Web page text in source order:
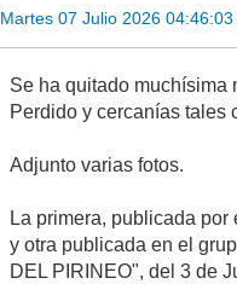
Martes 07 Julio 2026 04:46:03
Se ha quitado muchísima
Perdido y cercanías tales
Adjunto varias fotos.
La primera, publicada
y otra publicada en el
DEL PIRINEO", del 3 de